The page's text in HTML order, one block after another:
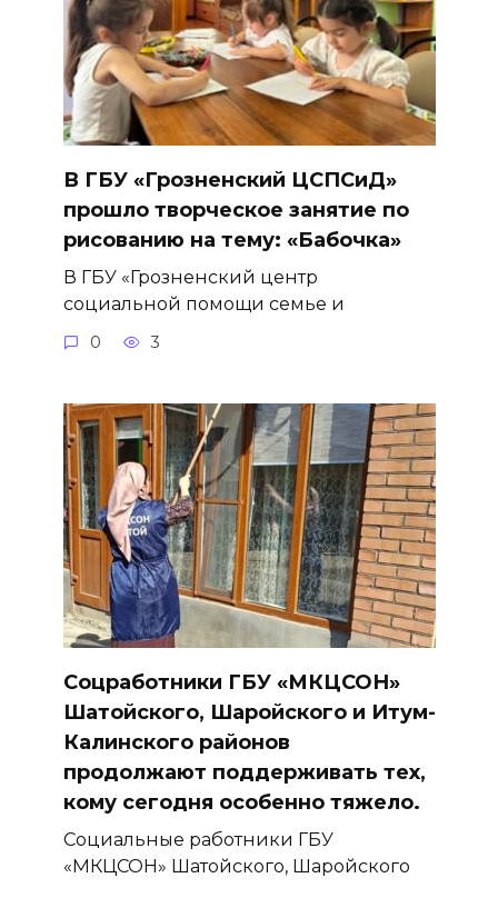
В ГБУ «Грозненский ЦСПСиД»
прошло творческое занятие по
рисованию на тему: «Бабочка»
В ГБУ «Грозненский центр
социальной помощи семье и
0 3
Соцработники ГБУ «МКЦСОН»
Шатойского, Шаройского и Итум-
Калинского районов
продолжают поддерживать тех,
кому сегодня особенно тяжело.
Социальные работники ГБУ
«МКЦСОН» Шатойского, Шаройского